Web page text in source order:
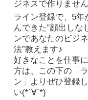
ジネスで作りませ
ライン登録で、5年
んできた”顔出しな
ンであなたのビジ
法”教えます♪
好きなことを仕事
方は、この下の「
ン」よりぜひ登録
い(*´∀`*)